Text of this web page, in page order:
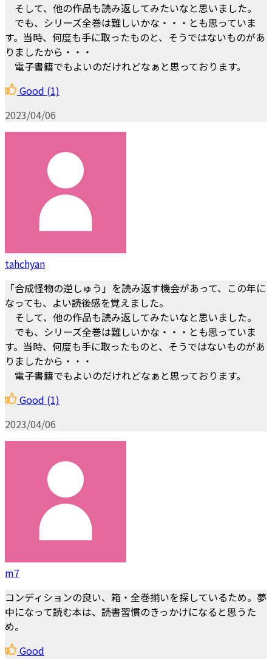
そして、他の作品も読み返してみたいなと思いました。
でも、シリーズ全巻は難しいかな・・・とも思っていま
す。当時、何度も手に取ったものと、そうではないものがあ
りましたから・・・
電子書籍でもよいのだけれどなぁと思っております。
Good (1)
2023/04/06
tahchyan
「合成怪物の逆しゅう」を読み返す機会があって、この年に
なっても、よい読後感を覚えました。
そして、他の作品も読み返してみたいなと思いました。
でも、シリーズ全巻は難しいかな・・・とも思っていま
す。当時、何度も手に取ったものと、そうではないものがあ
りましたから・・・
電子書籍でもよいのだけれどなぁと思っております。
Good (1)
2023/04/06
m7
コンディションの良い、箱・全巻揃いを探しているため。夢
中になって読む本は、読書習慣のきっかけになると思うた
め。
Good